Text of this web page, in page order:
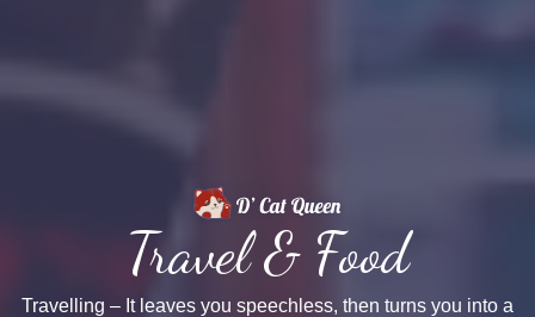
Travel & Food
Travelling – It leaves you speechless, then turns you into a